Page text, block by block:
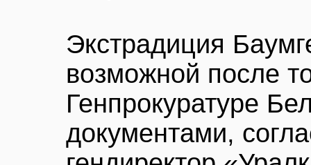
Экстрадиция
возможной после
Генпрокуратуре
документами,